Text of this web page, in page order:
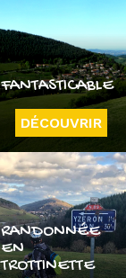
FANTASTICABLE
DÉCOUVRIR
RANDONNÉE
EN
TROTTINETTE